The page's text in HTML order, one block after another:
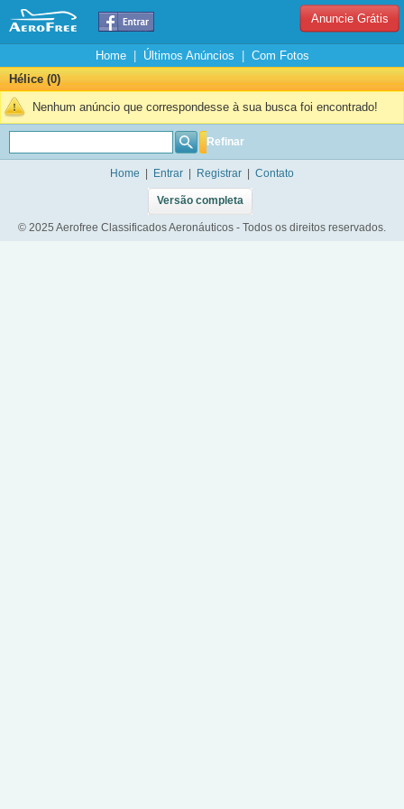
Anuncie Grátis
Home| Últimos Anúncios
Com Fotos
Hélice (0)
Nenhum anúncio que correspondesse à sua busca foi encontrado!
Refinar
Home Entrar Registrar Contato
Versão completa
© 2025 Aerofree Classificados Aeronáuticos - Todos os direitos reservados.